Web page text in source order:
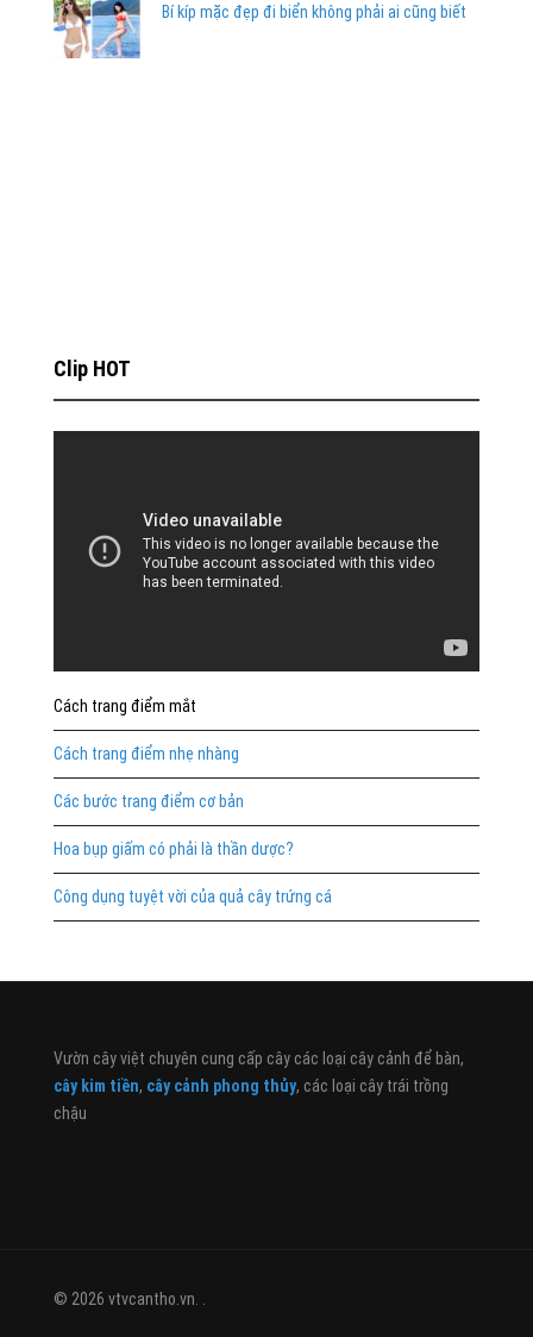
Bí kíp mặc đẹp đi biển không phải ai cũng biết
Clip HOT
Cách trang điểm mắt
Cách trang điểm nhẹ nhàng
Các bước trang điểm cơ bản
Hoa bụp giấm có phải là thần dược?
Công dụng tuyệt vời của quả cây trứng cá
Vườn cây việt chuyên cung cấp cây các loại cây cảnh để bàn,
cây kim tiền, cây cảnh phong thủy, các loại cây trái trồng
chậu
© 2026 vtvcantho.vn. .